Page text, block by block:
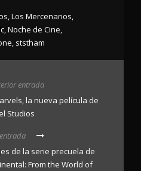
,Los Mercenarios,
,Noche de Cine,
, ststham
entrada
la nueva película de
Studios
de la serie precuela de
From the World of